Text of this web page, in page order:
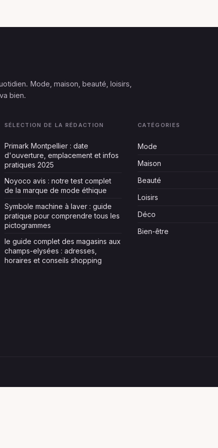
Mode, maison, beauté, loisirs,
bien.
SÉLECTION DE LA RÉDACTION
Primark Montpellier : date
d'ouverture, emplacement et infos
pratiques 2025
Noyoco avis : notre test complet
de la marque de mode éthique
Symbole machine à laver : guide
pratique pour comprendre tous les
pictogrammes
le guide complet des magasins aux
champs-elysées : adresses,
horaires et conseils shopping
CATÉGORIES
Mode
Maison
Beauté
Loisirs
Déco
Bien-être